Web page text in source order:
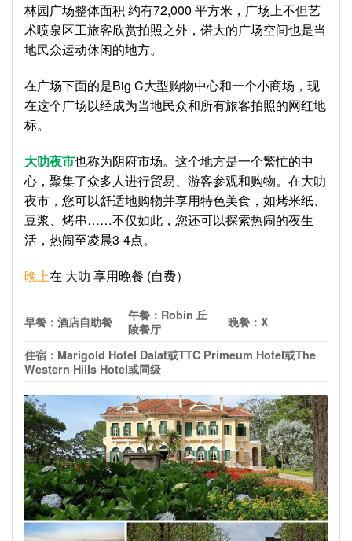
林园广场整体面积 约有72,000 平方米，广场上不但艺
术喷泉区工旅客欣赏拍照之外，偌大的广场空间也是当
地民众运动休闲的地方。
在广场下面的是Big C大型购物中心和一个小商场，现
在这个广场以经成为当地民众和所有旅客拍照的网红地
标。
大叻夜市也称为阴府市场。这个地方是一个繁忙的中
心，聚集了众多人进行贸易、游客参观和购物。在大叻
夜市，您可以舒适地购物并享用特色美食，如烤米纸、
豆浆、烤串……不仅如此，您还可以探索热闹的夜生
活，热闹至凌晨3-4点。
晚上在 大叻 享用晚餐 (自费）
早餐：酒店自助餐 午餐： Robin 丘
陵餐厅
晚餐：X
住宿： Marigold Hotel Dalat或TTC Primeum Hotel或The
Western Hills Hotel或同级